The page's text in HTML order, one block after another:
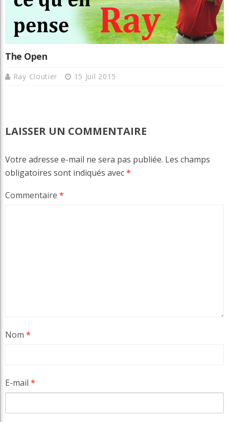
The Open
Ray Cloutier 15 Juil 2015
LAISSER UN COMMENTAIRE
Votre adresse e-mail ne sera pas publiée. Les champs
obligatoires sont indiqués avec*
Commentaire *
Nom *
E-mail *